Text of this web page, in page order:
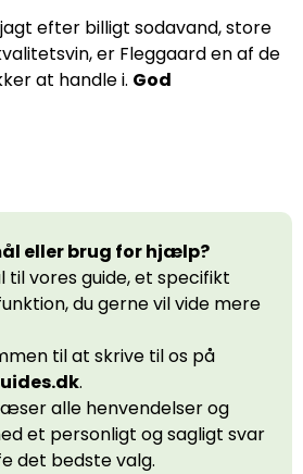
efter billigt sodavand, store
er Fleggaard en af de
at handle i. God
eller brug for hjælp?
til vores guide, et specifikt
du gerne vil vide mere
til at skrive til os på
.
alle henvendelser og
et personligt og sagligt svar
det bedste valg.